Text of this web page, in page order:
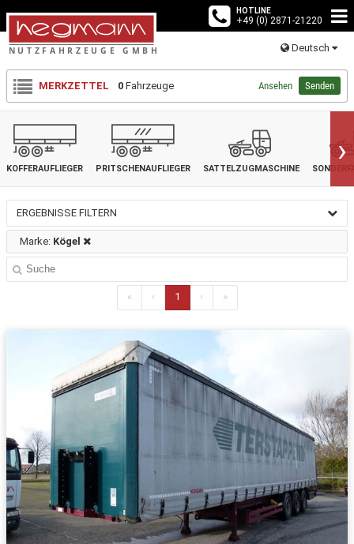
HOTLINE
+49 (0) 2871-21220
Deutsch
MERKZETTEL 0 Fahrzeuge Ansehen Senden
KOFFERAUFLIEGER PRITSCHENAUFLIEGER SATTELZUGMASCHINE ›
ERGEBNISSE FILTERN
Marke: Kögel
« ‹ 1 › »